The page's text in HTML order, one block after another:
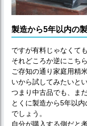
製造から5年以内の
ですが有料じゃなくて
それどころか逆にこち
ご存知の通り家庭用精
いから試してみたいと
つまり中古品でも、ま
とくに製造から5年以
でしょう。
自分が購入する側だと